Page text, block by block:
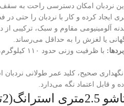
ایجاد کرده و کار با نردبان را حتی
آلومینیومی مقاوم و سبک، ترکیبی
یا لغزش را به حداقل می‌رساند.
با ظرفیت وزنی حدود ۱۱۰ کیلوگرم،
نگهداری صحیح، کلید عمر طولانی
و قابل اعتماد نگه می‌دارد.
دارند؟